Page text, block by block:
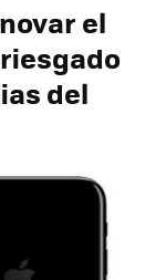
el
del